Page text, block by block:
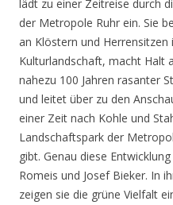
lädt zu einer Zeitreise durch
der Metropole Ruhr ein. Sie
an Klöstern und Herrensitzen
Kulturlandschaft, macht Halt
nahezu 100 Jahren rasanter
und leitet über zu den
einer Zeit nach Kohle und
Landschaftspark der
gibt. Genau diese
Romeis und Josef Bieker. In
zeigen sie die grüne Vielfalt